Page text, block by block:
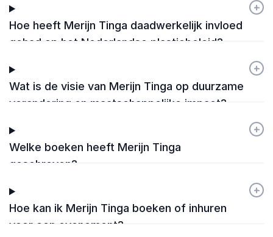
Hoe heeft Merijn Tinga daadwerkelijk invloed
gehad op het Nederlandse plasticbeleid?
+
-
Wat is de visie van Merijn Tinga op duurzame
verandering en maatschappelijke impact?
+
-
Welke boeken heeft Merijn Tinga
geschreven?
+
-
Hoe kan ik Merijn Tinga boeken of inhuren
voor een evenement?
+
-